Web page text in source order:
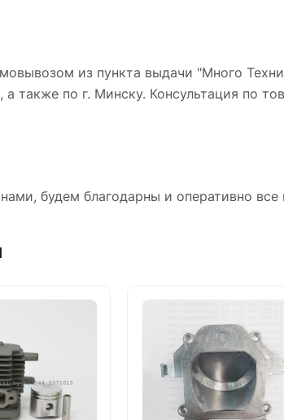
из пункта выдачи "Много
также по г. Минску. Консультация по
будем благодарны и оперативно все